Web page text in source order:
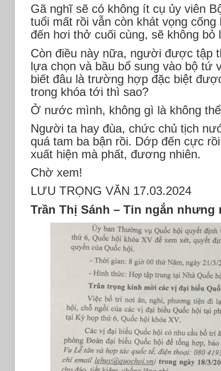
Gã nghĩ sẽ có không ít cụ ủy viên
tuổi mất rồi vẫn còn khát vọng
đến hơi thở cuối cùng, sẽ không bỏ
Còn điều này nữa, người được tập
lựa chọn và bầu bổ sung vào bộ tứ
biết đâu là trường hợp đặc biệt
trong khóa tới thì sao?
Ở nước mình, không gì là không
Người ta hay đùa, chức chủ tịch
quá tam ba bận rồi. Dớp đến cực
xuất hiện mà phất, đương nhiên.
Chờ xem!
LƯU TRỌNG VĂN 17.03.2024
Trần Thị Sánh – Tin ngắn